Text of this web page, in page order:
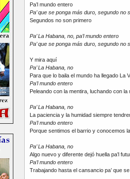
Pa’l mundo entero
Pa’ que se ponga más duro, segundo no
Segundos no son primero
Pa’ La Habana, no, pa’l mundo entero
Pa’ que se ponga más duro, segundo no
Y mira aquí
Pa’ La Habana, no
Para que lo baila el mundo ha llegado La
Pa’l mundo entero
Peleando con la mentira, luchando con la
Pa’ La Habana, no
La paciencia y la humidad siempre
Pa’l mundo entero
Porque sentimos el barrio y conocemos
Pa’ La Habana, no
Algo nuevo y diferente dejó huella pa’l
Pa’l mundo entero
Trabajando hasta el cansancio pa’ que